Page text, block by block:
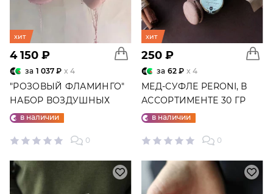
хит
4 150 ₽
за 1 037 ₽ x 4
"РОЗОВЫЙ ФЛАМИНГО"
НАБОР ВОЗДУШНЫХ
ШАРОВ №25
в наличии
0
хит
250 ₽
за 62 ₽ x 4
МЕД-СУФЛЕ PERONI, В
АССОРТИМЕНТЕ 30 ГР
в наличии
0